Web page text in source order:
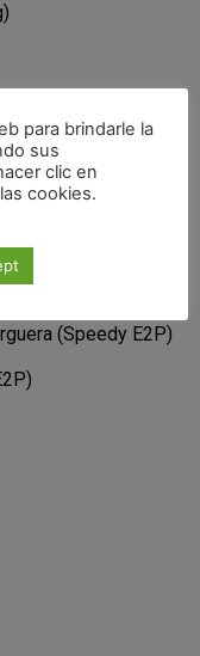
(Speedy E2P)
E2P)
Competición)
(Speedy E2P)
para brindarle la
sus
clic en
cookies.